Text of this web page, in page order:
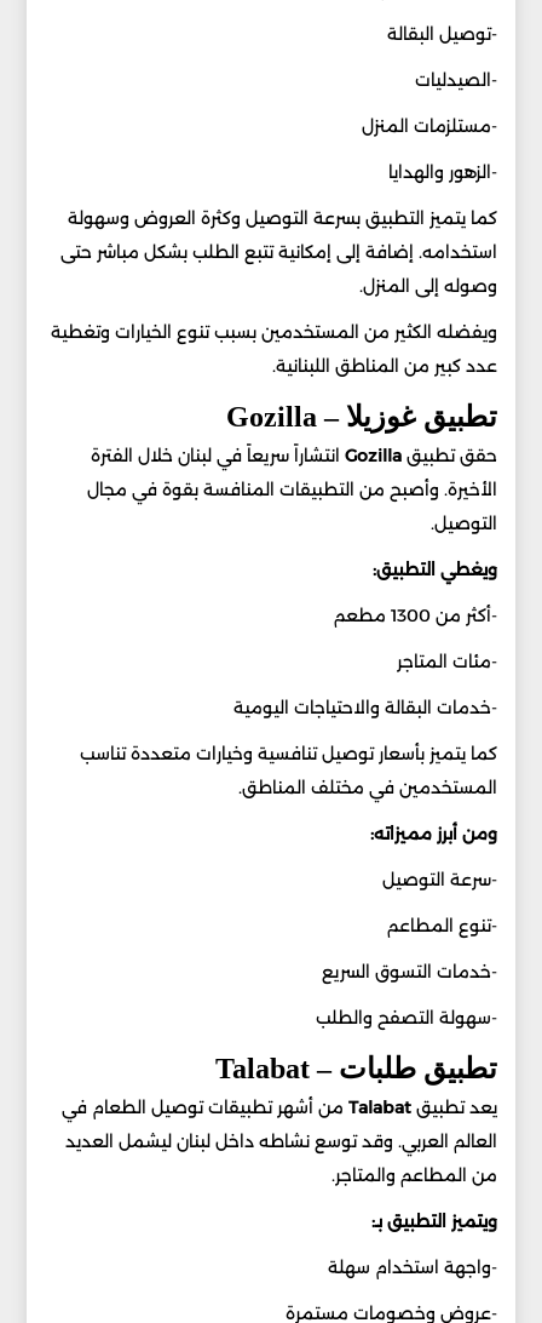
-توصيل البقالة
-الصيدليات
-مستلزمات المنزل
-الزهور والهدايا
كما يتميز التطبيق بسرعة التوصيل وكثرة العروض وسهولة
استخدامه. إضافة إلى إمكانية تتبع الطلب بشكل مباشر حتى
وصوله إلى المنزل.
ويفضله الكثير من المستخدمين بسبب تنوع الخيارات وتغطية
عدد كبير من المناطق اللبنانية.
تطبيق غوزيلا – Gozilla
حقق تطبيقGozilla انتشاراً سريعاً في لبنان خلال الفترة
الأخيرة. وأصبح من التطبيقات المنافسة بقوة في مجال
التوصيل.
ويغطي التطبيق:
-أكثر من 1300 مطعم
-مئات المتاجر
-خدمات البقالة والاحتياجات اليومية
كما يتميز بأسعار توصيل تنافسية وخيارات متعددة تناسب
المستخدمين في مختلف المناطق.
ومن أبرز مميزاته:
-سرعة التوصيل
-تنوع المطاعم
-خدمات التسوق السريع
-سهولة التصفح والطلب
تطبيق طلبات – Talabat
يعد تطبيقTalabat من أشهر تطبيقات توصيل الطعام في
العالم العربي. وقد توسع نشاطه داخل لبنان ليشمل العديد
من المطاعم والمتاجر.
ويتميز التطبيق بـ:
-واجهة استخدام سهلة
-عروض وخصومات مستمرة